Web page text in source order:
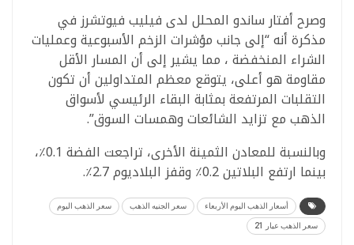
وصرح أفتار ساندو المحلل لدى فيليب فيوتشرز في
مذكرة أنه “إلى جانب مؤشرات الزخم الأسبوعية وعمليات
الشراء المنخفضة ، مما يشير إلى أن المسار الأقل
مقاومة هو أعلى، يتوقع معظم المتداولين أن تكون
التقلبات المرتفعة بمثابة البقاء الرئيسي لأسواق
الذهب مع تزايد الشائعات وهمسات السوق”.
وبالنسبة للمعادن الثمينة الأخرى، تراجعت الفضة 0.1٪،
بينما ارتفع البلاتين 0.2٪ وقفز البلاديوم 2.7٪.
أسعار الذهب اليوم الأربعاء سعر الجنيه الذهب سعر الذهب اليوم
سعر الذهب عيار 21